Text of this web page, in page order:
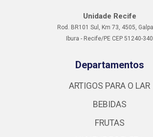
Unidade Recife
Rod. BR101 Sul, Km 73, 4505,
Ibura - Recife/PE CEP 51240-340
Departamentos
ARTIGOS PARA O LAR
BEBIDAS
FRUTAS